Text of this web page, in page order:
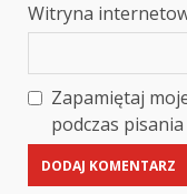
Witryna
Zapamiętaj
podczas